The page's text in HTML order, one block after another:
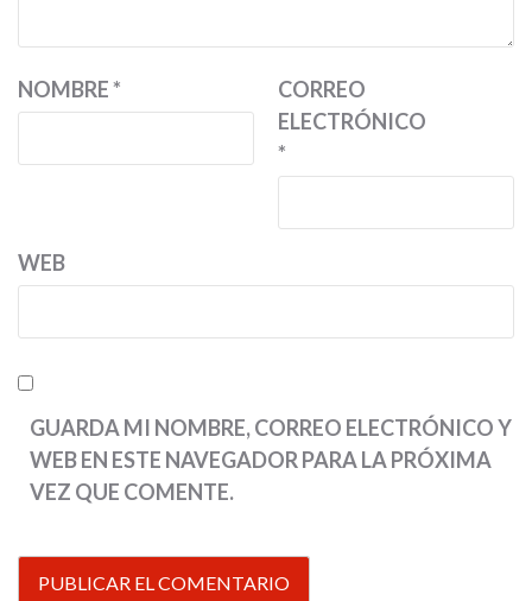
NOMBRE*
CORREO
ELECTRÓNICO
*
WEB
GUARDA MI NOMBRE, CORREO ELECTRÓNICO Y
WEB EN ESTE NAVEGADOR PARA LA PRÓXIMA
VEZ QUE COMENTE.